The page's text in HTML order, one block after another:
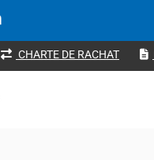
CHARTE DE RACHAT